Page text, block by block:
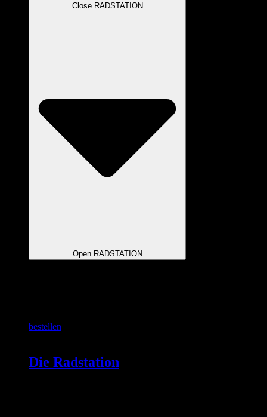
Close RADSTATION
Open RADSTATION
bestellen
Die Radstation